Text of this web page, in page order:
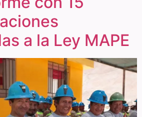
a la Ley MAPE